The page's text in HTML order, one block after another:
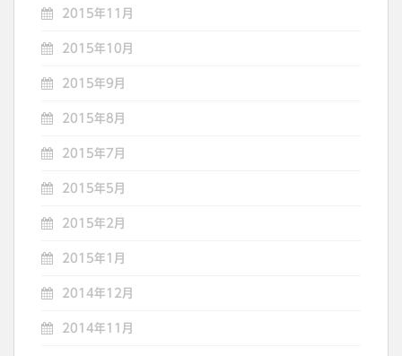
2015年11月
2015年10月
2015年9月
2015年8月
2015年7月
2015年5月
2015年2月
2015年1月
2014年12月
2014年11月